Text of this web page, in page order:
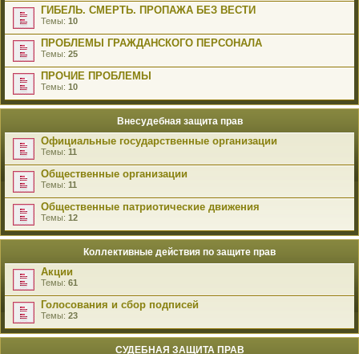
ГИБЕЛЬ. СМЕРТЬ. ПРОПАЖА БЕЗ ВЕСТИ
Темы: 10
ПРОБЛЕМЫ ГРАЖДАНСКОГО ПЕРСОНАЛА
Темы: 25
ПРОЧИЕ ПРОБЛЕМЫ
Темы: 10
Внесудебная защита прав
Официальные государственные организации
Темы: 11
Общественные организации
Темы: 11
Общественные патриотические движения
Темы: 12
Коллективные действия по защите прав
Акции
Темы: 61
Голосования и сбор подписей
Темы: 23
СУДЕБНАЯ ЗАЩИТА ПРАВ